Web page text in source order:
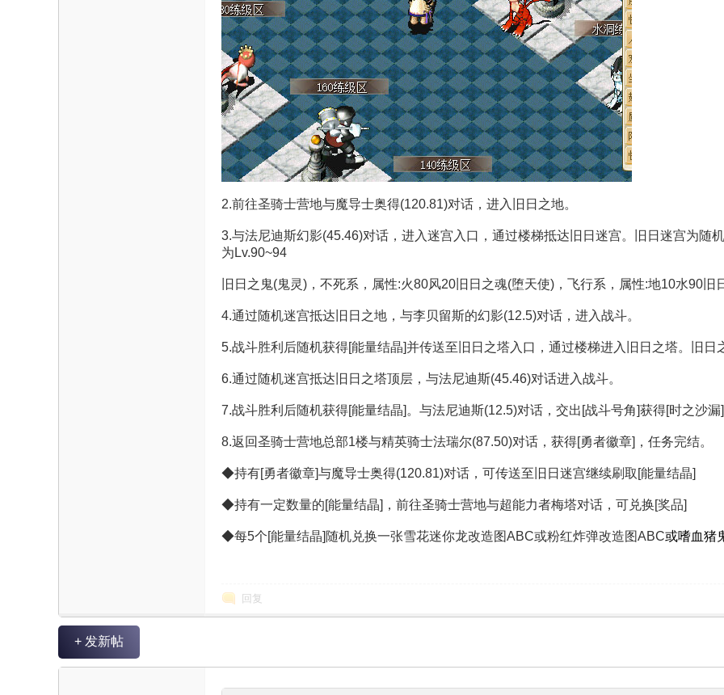
2.前往圣骑士营地与魔导士奥得(120.81)对话，进入旧日之地。
3.与法尼迪斯幻影(45.46)对话，进入迷宫入口，通过楼梯抵达旧日迷宫。旧日迷宫为随
为Lv.90~94
旧日之鬼(鬼灵)，不死系，属性:火80风20旧日之魂(堕天使)，飞行系，属性:地10水90
4.通过随机迷宫抵达旧日之地，与李贝留斯的幻影(12.5)对话，进入战斗。
5.战斗胜利后随机获得[能量结晶]并传送至旧日之塔入口，通过楼梯进入旧日之塔。旧日
6.通过随机迷宫抵达旧日之塔顶层，与法尼迪斯(45.46)对话进入战斗。
7.战斗胜利后随机获得[能量结晶]。与法尼迪斯(12.5)对话，交出[战斗号角]获得[时之沙
8.返回圣骑士营地总部1楼与精英骑士法瑞尔(87.50)对话，获得[勇者徽章]，任务完结。
◆持有[勇者徽章]与魔导士奥得(120.81)对话，可传送至旧日迷宫继续刷取[能量结晶]
◆持有一定数量的[能量结晶]，前往圣骑士营地与超能力者梅塔对话，可兑换[奖品]
◆每5个[能量结晶]随机兑换一张雪花迷你龙改造图ABC或粉红炸弹改造图ABC或嗜血猪
回复
+ 发新帖